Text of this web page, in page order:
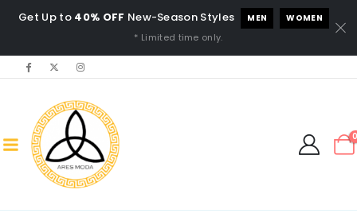
Get Up to 40% OFF New-Season Styles MEN WOMEN
* Limited time only.